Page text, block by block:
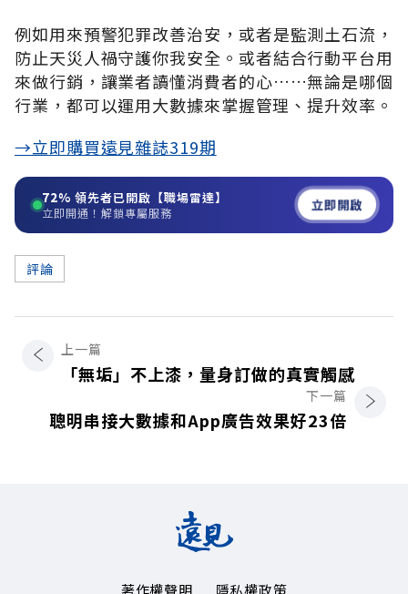
例如用來預警犯罪改善治安，或者是監測土石流，
防止天災人禍守護你我安全。或者結合行動平台用
來做行銷，讓業者讀懂消費者的心……無論是哪個
行業，都可以運用大數據來掌握管理、提升效率。
→立即購買遠見雜誌319期
72% 領先者已開啟【職場雷達】
立即開通！解鎖專屬服務 立即開啟
評論
上一篇
「無垢」不上漆，量身訂做的真實觸感
下一篇
聰明串接大數據和App廣告效果好23倍
著作權聲明 隱私權政策